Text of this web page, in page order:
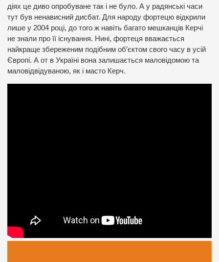
діях це диво опробуване так і не було. А у радянські часи
тут був ненависний дисбат. Для народу фортецю відкрили
лише у 2004 році, до того ж навіть багато мешканців Керчі
не знали про її існування. Нині, фортеця вважається
найкраще збереженим подібним об’єктом свого часу в усій
Європі. А от в Україні вона залишається маловідомою та
маловідвідуваною, як і масто Керч.